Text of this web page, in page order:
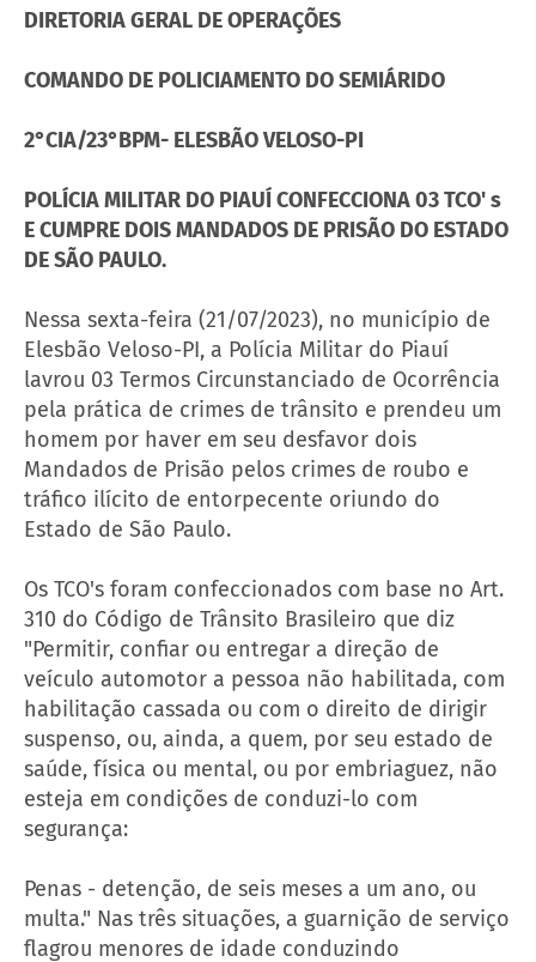
DIRETORIA GERAL DE OPERAÇÕES
COMANDO DE POLICIAMENTO DO SEMIÁRIDO
2°CIA/23°BPM- ELESBÃO VELOSO-PI
POLÍCIA MILITAR DO PIAUÍ CONFECCIONA 03 TCO' s
E CUMPRE DOIS MANDADOS DE PRISÃO DO ESTADO
DE SÃO PAULO.
Nessa sexta-feira (21/07/2023), no município de
Elesbão Veloso-PI, a Polícia Militar do Piauí
lavrou 03 Termos Circunstanciado de Ocorrência
pela prática de crimes de trânsito e prendeu um
homem por haver em seu desfavor dois
Mandados de Prisão pelos crimes de roubo e
tráfico ilícito de entorpecente oriundo do
Estado de São Paulo.
Os TCO's foram confeccionados com base no Art.
310 do Código de Trânsito Brasileiro que diz
"Permitir, confiar ou entregar a direção de
veículo automotor a pessoa não habilitada, com
habilitação cassada ou com o direito de dirigir
suspenso, ou, ainda, a quem, por seu estado de
saúde, física ou mental, ou por embriaguez, não
esteja em condições de conduzi-lo com
segurança:
Penas - detenção, de seis meses a um ano, ou
multa." Nas três situações, a guarnição de serviço
flagrou menores de idade conduzindo